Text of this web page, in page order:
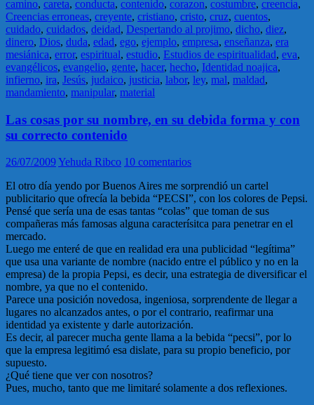
camino, careta, conducta, contenido, corazon, costumbre, creencia,
Creencias erroneas, creyente, cristiano, cristo, cruz, cuentos,
cuidado, cuidados, deidad, Despertando al projimo, dicho, diez,
dinero, Dios, duda, edad, ego, ejemplo, empresa, enseñanza, era
mesiánica, error, espiritual, estudio, Estudios de espiritualidad, eva,
evangélicos, evangelio, gente, hacer, hecho, Identidad noajica,
infierno, ira, Jesús, judaico, justicia, labor, ley, mal, maldad,
mandamiento, manipular, material
Las cosas por su nombre, en su debida forma y con
su correcto contenido
26/07/2009Yehuda Ribco 10 comentarios
El otro día yendo por Buenos Aires me sorprendió un cartel
publicitario que ofrecía la bebida “PECSI”, con los colores de Pepsi.
Pensé que sería una de esas tantas “colas” que toman de sus
compañeras más famosas alguna caracterísitca para penetrar en el
mercado.
Luego me enteré de que en realidad era una publicidad “legítima”
que usa una variante de nombre (nacido entre el público y no en la
empresa) de la propia Pepsi, es decir, una estrategia de diversificar el
nombre, ya que no el contenido.
Parece una posición novedosa, ingeniosa, sorprendente de llegar a
lugares no alcanzados antes, o por el contrario, reafirmar una
identidad ya existente y darle autorización.
Es decir, al parecer mucha gente llama a la bebida “pecsi”, por lo
que la empresa legitimó esa dislate, para su propio beneficio, por
supuesto.
¿Qué tiene que ver con nosotros?
Pues, mucho, tanto que me limitaré solamente a dos reflexiones.